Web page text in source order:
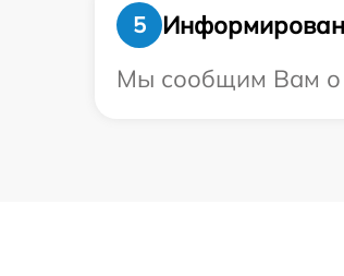
5
Мы сообщим Вам о